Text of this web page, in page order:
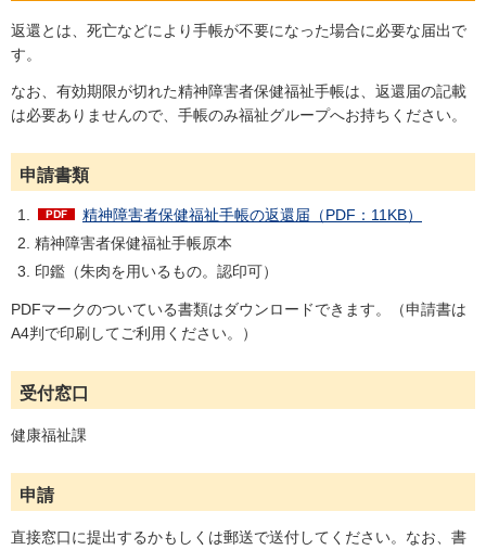
返還とは、死亡などにより手帳が不要になった場合に必要な届出で
す。
なお、有効期限が切れた精神障害者保健福祉手帳は、返還届の記載
は必要ありませんので、手帳のみ福祉グループへお持ちください。
申請書類
精神障害者保健福祉手帳の返還届（PDF：11KB）
精神障害者保健福祉手帳原本
印鑑（朱肉を用いるもの。認印可）
PDFマークのついている書類はダウンロードできます。（申請書は
A4判で印刷してご利用ください。）
受付窓口
健康福祉課
申請
直接窓口に提出するかもしくは郵送で送付してください。なお、書